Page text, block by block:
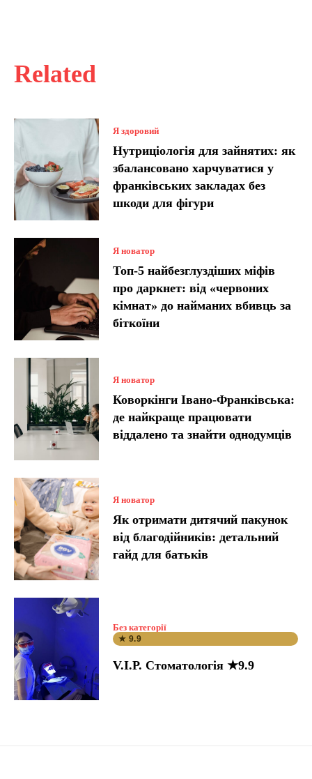
Related
Я здоровий
Нутриціологія для зайнятих: як
збалансовано харчуватися у
франківських закладах без
шкоди для фігури
Я новатор
Топ-5 найбезглуздіших міфів
про даркнет: від «червоних
кімнат» до найманих вбивць за
біткоїни
Я новатор
Коворкінги Івано-Франківська:
де найкраще працювати
віддалено та знайти однодумців
Я новатор
Як отримати дитячий пакунок
від благодійників: детальний
гайд для батьків
Без категорії
★ 9.9
V.I.P. Стоматологія ★9.9